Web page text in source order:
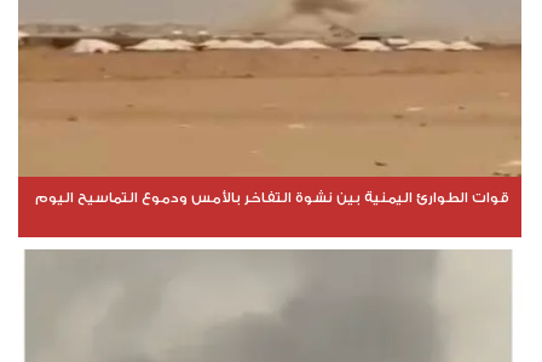
قوات الطوارئ اليمنية بين نشوة التفاخر بالأمس ودموع التماسيح اليوم